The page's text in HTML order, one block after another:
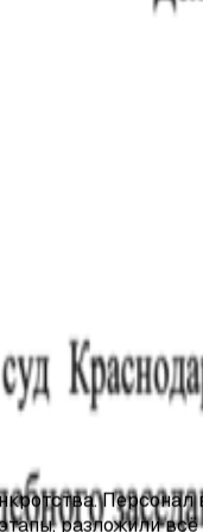
бонусов.
разложили